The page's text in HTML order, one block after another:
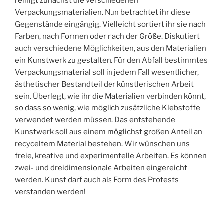
Verpackungsmaterialien. Nun betrachtet ihr diese
Gegenstände eingängig. Vielleicht sortiert ihr sie nach
Farben, nach Formen oder nach der Größe. Diskutiert
auch verschiedene Möglichkeiten, aus den Materialien
ein Kunstwerk zu gestalten. Für den Abfall bestimmtes
Verpackungsmaterial soll in jedem Fall wesentlicher,
ästhetischer Bestandteil der künstlerischen Arbeit
sein. Überlegt, wie ihr die Materialien verbinden könnt,
so dass so wenig, wie möglich zusätzliche Klebstoffe
verwendet werden müssen. Das entstehende
Kunstwerk soll aus einem möglichst großen Anteil an
recyceltem Material bestehen. Wir wünschen uns
freie, kreative und experimentelle Arbeiten. Es können
zwei- und dreidimensionale Arbeiten eingereicht
werden. Kunst darf auch als Form des Protests
verstanden werden!